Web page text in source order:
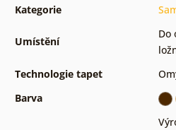
Kategorie
Umístění
Do
Technologie tapet
Barva